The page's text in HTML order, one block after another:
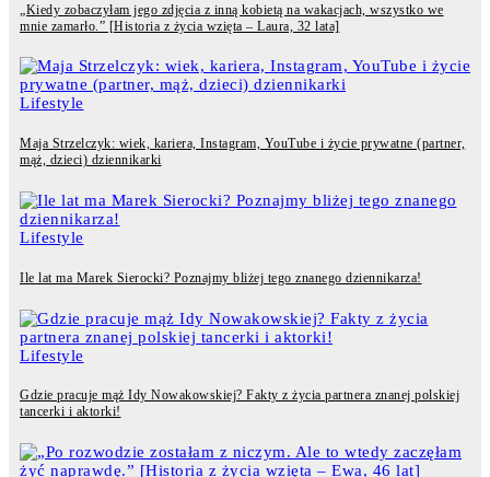
„Kiedy zobaczyłam jego zdjęcia z inną kobietą na wakacjach, wszystko we
mnie zamarło.” [Historia z życia wzięta – Laura, 32 lata]
Lifestyle
Maja Strzelczyk: wiek, kariera, Instagram, YouTube i życie prywatne (partner,
mąż, dzieci) dziennikarki
Lifestyle
Ile lat ma Marek Sierocki? Poznajmy bliżej tego znanego dziennikarza!
Lifestyle
Gdzie pracuje mąż Idy Nowakowskiej? Fakty z życia partnera znanej polskiej
tancerki i aktorki!